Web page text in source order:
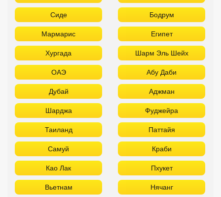
Сиде Бодрум
Мармарис Египет
Хургада Шарм Эль Шейх
ОАЭ Абу Даби
Дубай Аджман
Шарджа Фуджейра
Таиланд Паттайя
Самуй Краби
Као Лак Пхукет
Вьетнам Нячанг